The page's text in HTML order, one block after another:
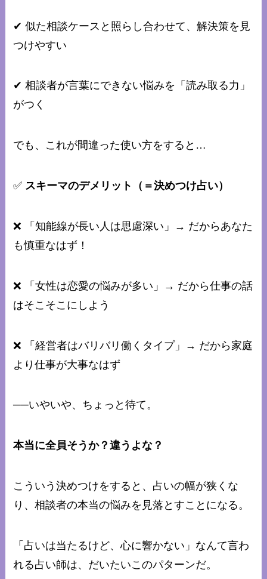
✔ 似た相談ケースと照らし合わせて、解決策を見
つけやすい
✔ 相談者が言葉にできない悩みを「読み取る力」
がつく
でも、これが間違った使い方をすると…
✅ スキーマのデメリット（＝決めつけ占い）
❌ 「知能線が長い人は思慮深い」→ だからあなた
も慎重なはず！
❌ 「女性は恋愛の悩みが多い」→ だから仕事の話
はそこそこにしよう
❌ 「経営者はバリバリ働くタイプ」→ だから家庭
より仕事が大事なはず
──いやいや、ちょっと待て。
本当に全員そうか？違うよな？
こういう決めつけをすると、占いの幅が狭くな
り、相談者の本当の悩みを見落とすことになる。
「占いは当たるけど、心に響かない」なんて言わ
れる占い師は、だいたいこのパターンだ。